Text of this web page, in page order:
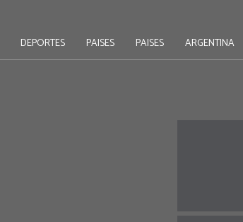
DEPORTES PAISES PAISES ARGENTINA